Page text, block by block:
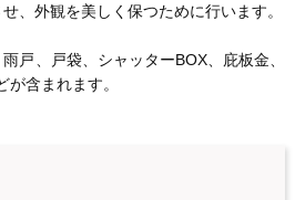
、外観を美しく保つために行います。
戸、戸袋、シャッターBOX、庇板金、
含まれます。